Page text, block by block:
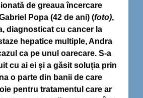
de greaua încercare
Popa (42 de ani) (foto),
diagnosticat cu cancer la
hepatice multiple, Andra
ca pe unul oarecare. S-a
cu ai ei și a găsit soluția prin
o parte din banii de care
pentru tratamentul care ar